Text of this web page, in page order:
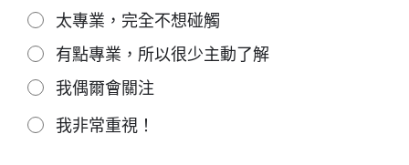
太專業，完全不想碰觸
有點專業，所以很少主動了解
我偶爾會關注
我非常重視！